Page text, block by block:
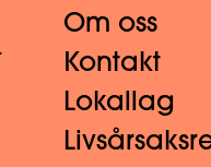
Om oss
Kontakt
Lokallag